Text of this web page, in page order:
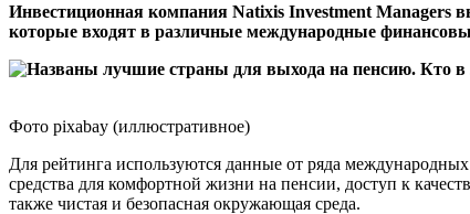
Инвестиционная компания Natixis Investment Managers
которые входят в различные международные
Фото pixabay (иллюстративное)
Для рейтинга используются данные от ряда
средства для комфортной жизни на пенсии, доступ к
также чистая и безопасная окружающая среда.